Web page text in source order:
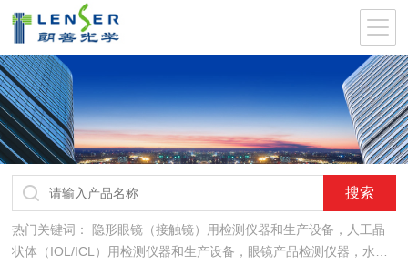
热门关键词： 隐形眼镜（接触镜）用检测仪器和生产设备，人工晶
状体（IOL/ICL）用检测仪器和生产设备，眼镜产品检测仪器，水气